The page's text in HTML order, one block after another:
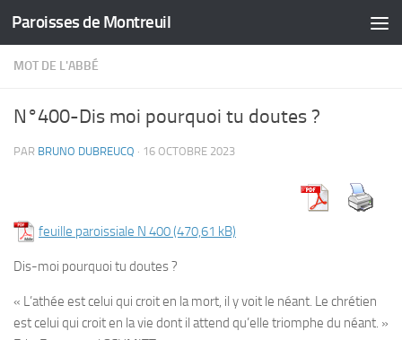
Skip to content
Paroisses de Montreuil
MOT DE L'ABBÉ
N°400-Dis moi pourquoi tu doutes ?
PAR BRUNO DUBREUCQ · 16 OCTOBRE 2023
feuille paroissiale N 400
Dis-moi pourquoi tu doutes ?
« L’athée est celui qui croit en la mort, il y voit le néant. Le chrétien
est celui qui croit en la vie dont il attend qu’elle triomphe du néant. »